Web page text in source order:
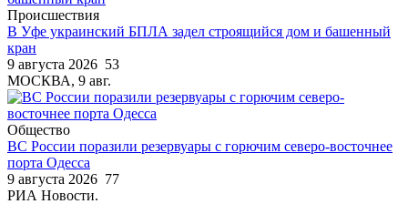
Происшествия
В Уфе украинский БПЛА задел строящийся дом и башенный
кран
9 августа 2026 53
МОСКВА, 9 авг.
Общество
ВС России поразили резервуары с горючим северо-восточнее
порта Одесса
9 августа 2026 77
РИА Новости.